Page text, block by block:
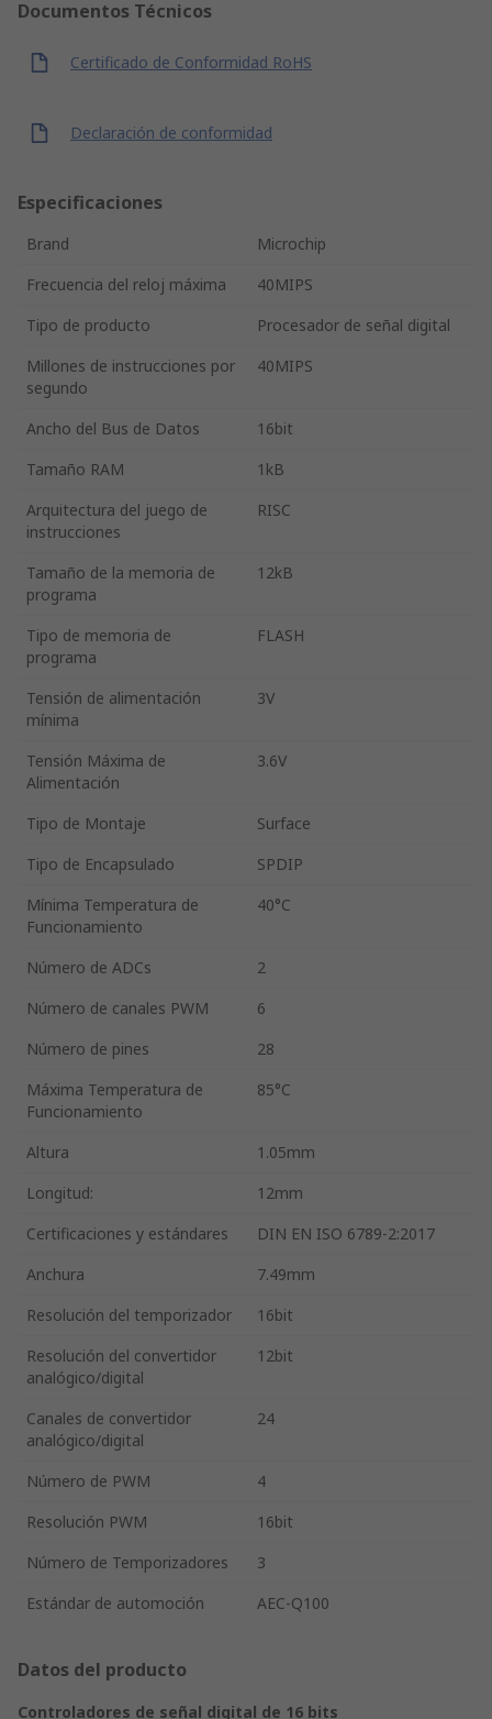
Documentos Técnicos
Certificado de Conformidad RoHS
Declaración de conformidad
Especificaciones
Brand
Microchip
Frecuencia del reloj máxima
40MIPS
Tipo de producto
Procesador de señal digital
Millones de instrucciones por
segundo
40MIPS
Ancho del Bus de Datos
16bit
Tamaño RAM
1kB
Arquitectura del juego de
instrucciones
RISC
Tamaño de la memoria de
programa
12kB
Tipo de memoria de
programa
FLASH
Tensión de alimentación
mínima
3V
Tensión Máxima de
Alimentación
3.6V
Tipo de Montaje
Surface
Tipo de Encapsulado
SPDIP
Mínima Temperatura de
Funcionamiento
40°C
Número de ADCs
2
Número de canales PWM
6
Número de pines
28
Máxima Temperatura de
Funcionamiento
85°C
Altura
1.05mm
Longitud:
12mm
Certificaciones y estándares
DIN EN ISO 6789-2:2017
Anchura
7.49mm
Resolución del temporizador
16bit
Resolución del convertidor
analógico/digital
12bit
Canales de convertidor
analógico/digital
24
Número de PWM
4
Resolución PWM
16bit
Número de Temporizadores
3
Estándar de automoción
AEC-Q100
Datos del producto
Controladores de señal digital de 16 bits